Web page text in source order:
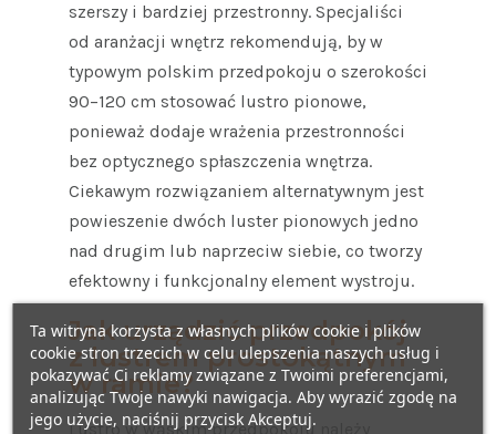
szerszy i bardziej przestronny. Specjaliści
od aranżacji wnętrz rekomendują, by w
typowym polskim przedpokoju o szerokości
90–120 cm stosować lustro pionowe,
ponieważ dodaje wrażenia przestronności
bez optycznego spłaszczenia wnętrza.
Ciekawym rozwiązaniem alternatywnym jest
powieszenie dwóch luster pionowych jedno
nad drugim lub naprzeciw siebie, co tworzy
efektowny i funkcjonalny element wystroju.
Jak urządzić przedpokój
z lustrem prostokątnym
w ramie?
Lustro w wąskim przedpokoju należy
Ta witryna korzysta z własnych plików cookie i plików
cookie stron trzecich w celu ulepszenia naszych usług i
pokazywać Ci reklamy związane z Twoimi preferencjami,
analizując Twoje nawyki nawigacja. Aby wyrazić zgodę na
jego użycie, naciśnij przycisk Akceptuj.